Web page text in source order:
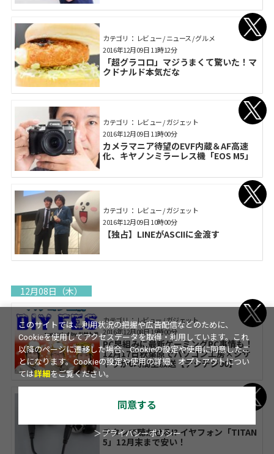
カテゴリ： レビュー / ニュース / グルメ
「超グラコロ」マジうまくて驚いた！マ
クドナルド本気だな
2016年12月09日 11時12分
カテゴリ： レビュー / ガジェット
カメラマニア待望のEVF内蔵＆AF高速
化、キヤノンミラーレス機「EOS M5」
2016年12月09日 11時00分
カテゴリ： レビュー / ガジェット
【独占】LINEがASCIIに金渡す
2016年12月09日 10時00分
12月08日（木）
カテゴリ： レビュー / ガジェット
PC早組みに最新ゲーミングPC事情も！
12月17日秋葉原でパソコン工房×ジサ
トラが6時間生放送【デジデジ90】
2016年12月08日 19時00分
カテゴリ： レビュー / ガジェット / アスキーストア
チタンで聴かせる!? イヤフォン「TITAN
5」12月末まで安い！
このサイトでは、利用状況の把握や広告配信などのために、
Cookieを使用してアクセスデータを取得・利用しています。これ
以降のページに遷移した場合、Cookieの設定や使用に同意したこ
とになります。Cookieの設定や使用の詳細、オプトアウトについ
ては詳細をご覧ください。
同意する
＞プライバシーポリシー